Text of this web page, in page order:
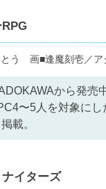
う 画■逢魔刻壱／ア
から発売
〜5人を対象にし
載。
イターズ